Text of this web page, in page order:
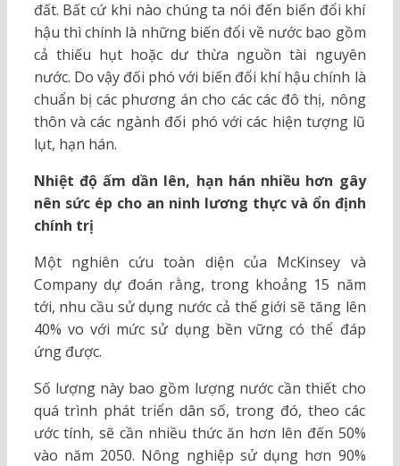
đất. Bất cứ khi nào chúng ta nói đến biến đổi khí
hậu thì chính là những biến đổi về nước bao gồm
cả thiếu hụt hoặc dư thừa nguồn tài nguyên
nước. Do vậy đối phó với biến đổi khí hậu chính là
chuẩn bị các phương án cho các các đô thị, nông
thôn và các ngành đối phó với các hiện tượng lũ
lụt, hạn hán.
Nhiệt độ ấm dần lên, hạn hán nhiều hơn gây
nên sức ép cho an ninh lương thực và ổn định
chính trị
Một nghiên cứu toàn diện của McKinsey và
Company dự đoán rằng, trong khoảng 15 năm
tới, nhu cầu sử dụng nước cả thế giới sẽ tăng lên
40% vo với mức sử dụng bền vững có thể đáp
ứng được.
Số lượng này bao gồm lượng nước cần thiết cho
quá trình phát triển dân số, trong đó, theo các
ước tính, sẽ cần nhiều thức ăn hơn lên đến 50%
vào năm 2050. Nông nghiệp sử dụng hơn 90%